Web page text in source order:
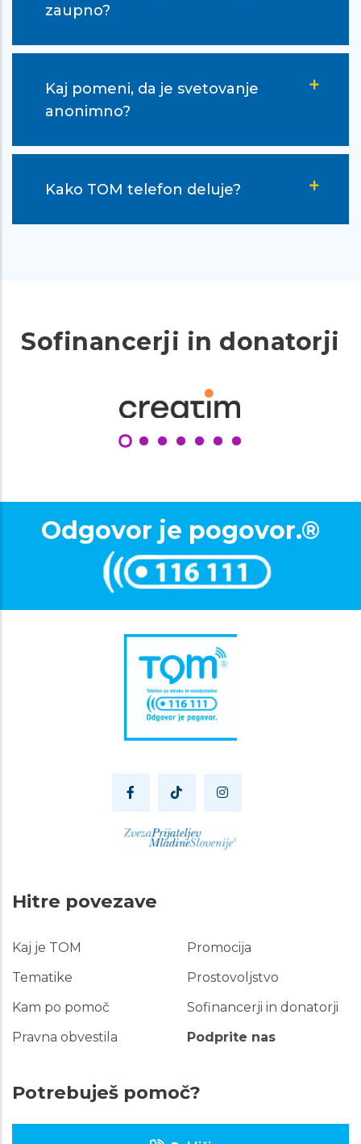
zaupno?
Kaj pomeni, da je svetovanje
anonimno?
Kako TOM telefon deluje?
Sofinancerji in donatorji
Odgovor je pogovor.®
Hitre povezave
Hitre
povezave
Kaj je TOM
Tematike
Kam po pomoč
Pravna obvestila
Promocija
Prostovoljstvo
Sofinancerji in donatorji
Podprite nas
Potrebuješ pomoč?